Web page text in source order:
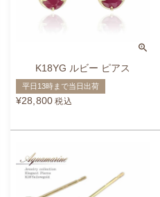
K18YG ルビー ピアス
平日13時まで当日出荷
¥28,800 税込